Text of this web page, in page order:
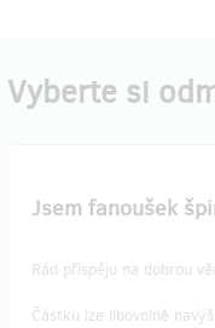
Vyberte si
Jsem fanoušek
Rád přispěju na dobrou
Částku lze libovolně